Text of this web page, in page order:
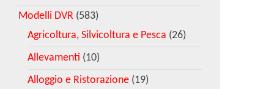
Modelli DVR (583)
Agricoltura, Silvicoltura e Pesca (26)
Allevamenti (10)
Alloggio e Ristorazione (19)